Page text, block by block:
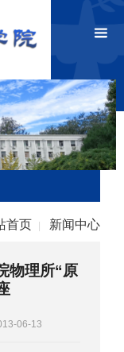
首页 新闻中心
物理所“原
06-13